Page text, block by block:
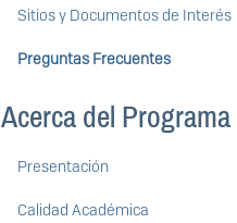
Sitios y Documentos de Interés
Preguntas Frecuentes
Acerca del Programa
Presentación
Calidad Académica